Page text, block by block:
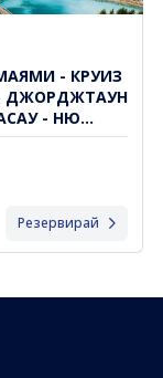
- КРУИЗ
ДЖОРДЖТАУН
- НЮ
Резервирай